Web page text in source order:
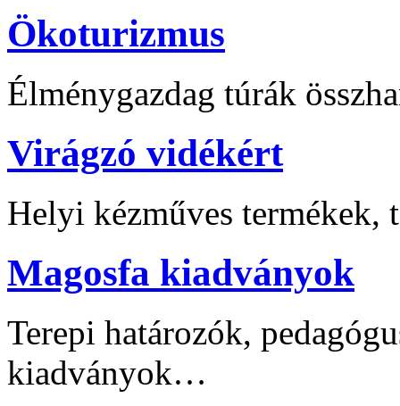
Ökoturizmus
Élménygazdag túrák
Virágzó vidékért
Helyi kézműves
Magosfa kiadványok
Terepi határozók,
kiadványok…